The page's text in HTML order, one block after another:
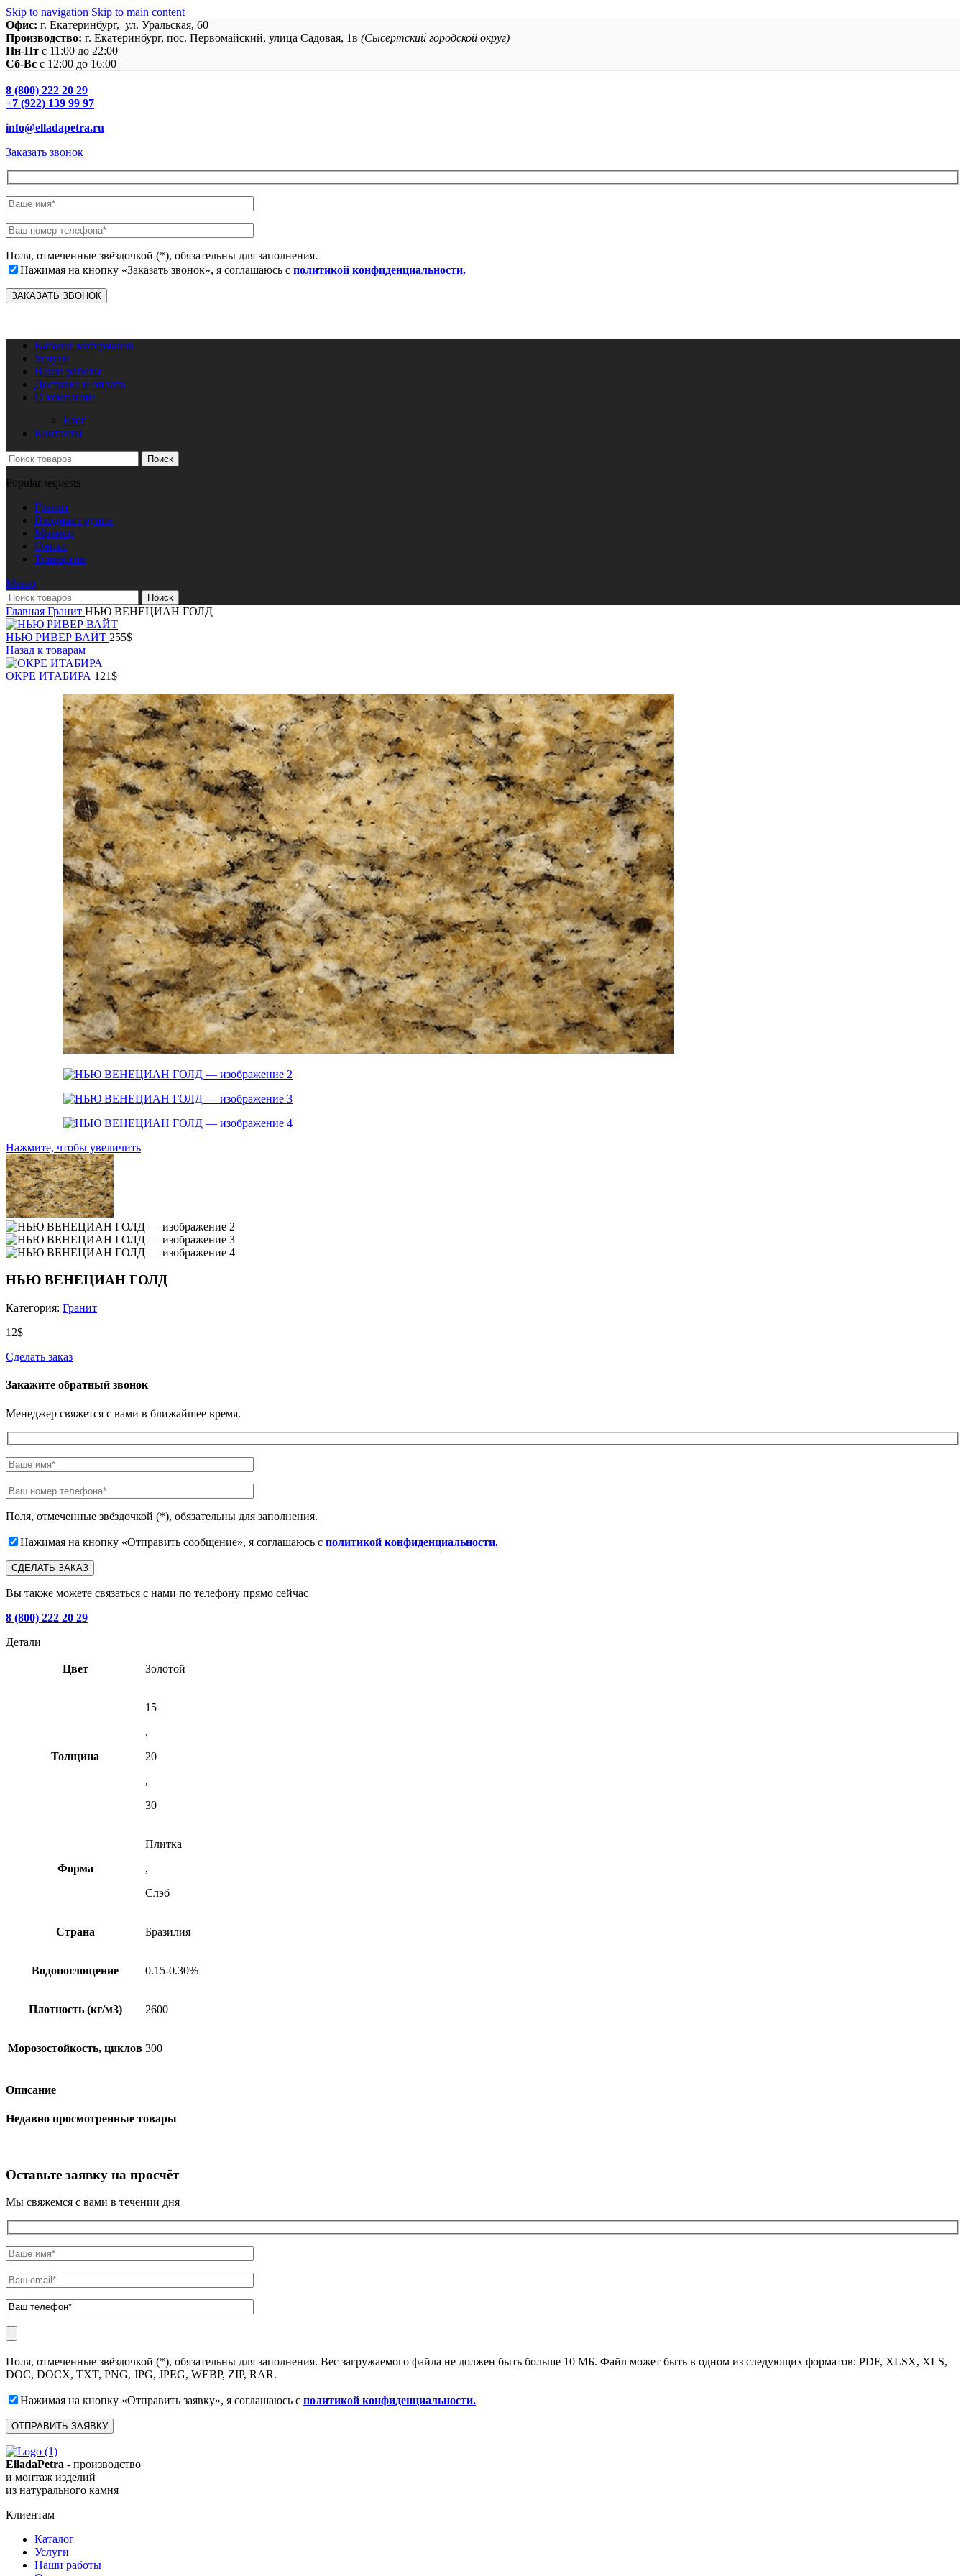
Skip to navigation Skip to main content
Офис: г. Екатеринбург, ул. Уральская, 60
Производство: г. Екатеринбург, пос. Первомайский, улица Садовая, 1в (Сысертский городской округ)
Пн-Пт c 11:00 до 22:00
Сб-Вс с 12:00 до 16:00
8 (800) 222 20 29
+7 (922) 139 99 97
info@elladapetra.ru
Заказать звонок
Поля, отмеченные звёздочкой (*), обязательны для заполнения.
Нажимая на кнопку «Заказать звонок», я соглашаюсь с политикой конфиденциальности.
Каталог материалов
Услуги
Наши работы
Доставка и оплата
О компании
Блог
Контакты
Поиск
Popular requests
Гранит
Входная группа
Мрамор
Оникс
Травертин
Меню
Поиск
Главная Гранит НЬЮ ВЕНЕЦИАН ГОЛД
НЬЮ РИВЕР ВАЙТ 255$
Назад к товарам
ОКРЕ ИТАБИРА 121$
Нажмите, чтобы увеличить
НЬЮ ВЕНЕЦИАН ГОЛД
Категория: Гранит
12$
Сделать заказ
Закажите обратный звонок
Менеджер свяжется с вами в ближайшее время.
Поля, отмеченные звёздочкой (*), обязательны для заполнения.
Нажимая на кнопку «Отправить сообщение», я соглашаюсь с политикой конфиденциальности.
Вы также можете связаться с нами по телефону прямо сейчас
8 (800) 222 20 29
Детали
Цвет Золотой
Толщина
15
,
20
,
30
Форма
Плитка
,
Слэб
Cтрана Бразилия
Водопоглощение 0.15-0.30%
Плотность (кг/м3) 2600
Морозостойкость, циклов 300
Описание
Недавно просмотренные товары
Оставьте заявку на просчёт
Мы свяжемся с вами в течении дня
Поля, отмеченные звёздочкой (*), обязательны для заполнения. Вес загружаемого файла не должен быть больше 10 МБ. Файл может быть в одном из следующих форматов: PDF, XLSX, XLS,
DOC, DOCX, TXT, PNG, JPG, JPEG, WEBP, ZIP, RAR.
Нажимая на кнопку «Отправить заявку», я соглашаюсь с политикой конфиденциальности.
ElladaPetra - производство
и монтаж изделий
из натурального камня
Клиентам
Каталог
Услуги
Наши работы